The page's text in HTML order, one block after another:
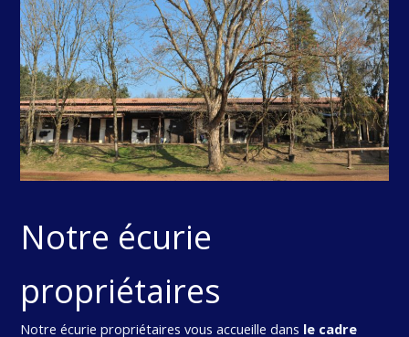
Notre écurie
propriétaires
Notre écurie propriétaires vous accueille dans le cadre